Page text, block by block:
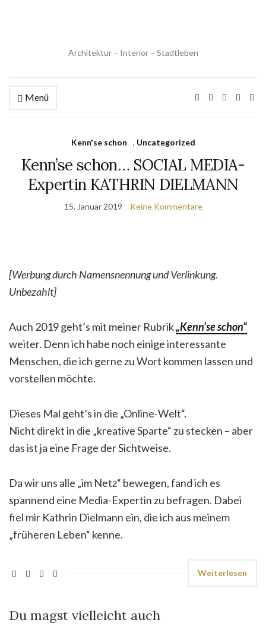
Architektur – Interior – Stadtleben
Menü
Kenn'se schon , Uncategorized
Kenn’se schon… SOCIAL MEDIA-
Expertin KATHRIN DIELMANN
15. Januar 2019 Keine Kommentare
[Werbung durch Namensnennung und Verlinkung.
Unbezahlt]
Auch 2019 geht’s mit meiner Rubrik„Kenn’se schon“
weiter. Denn ich habe noch einige interessante
Menschen, die ich gerne zu Wort kommen lassen und
vorstellen möchte.
Dieses Mal geht’s in die „Online-Welt“.
Nicht direkt in die „kreative Sparte“ zu stecken – aber
das ist ja eine Frage der Sichtweise.
Da wir uns alle „im Netz“ bewegen, fand ich es
spannend eine Media-Expertin zu befragen. Dabei
fiel mir Kathrin Dielmann ein, die ich aus meinem
„früheren Leben“ kenne.
Weiterlesen
Du magst vielleicht auch